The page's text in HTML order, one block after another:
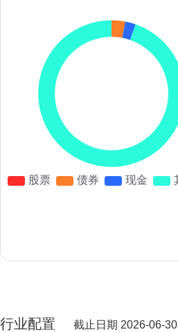
行业配置 截止日期 2026-06-30